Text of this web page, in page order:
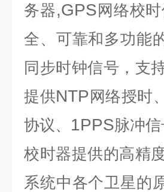
务器,GPS 网络校
全、可靠和多功能
同步时钟信号，支
提供NTP 网络授时
协议、 1PPS脉冲
校时器提供的高精
系统中各个卫星的